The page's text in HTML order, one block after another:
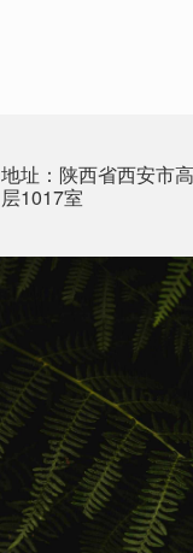
地址：陕西省西安市
层1017室